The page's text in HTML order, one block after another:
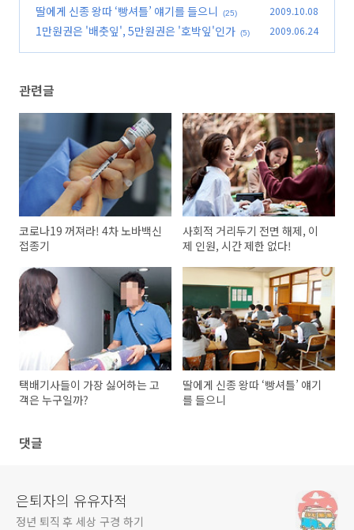
(57)
딸에게 신종 왕따 ‘빵셔틀’ 얘기를 들으니 (25) 2009.10.08
1만원권은 '배춧잎', 5만원권은 '호박잎'인가 (5) 2009.06.24
관련글
코로나19 꺼져라! 4차 노바백신
접종기
사회적 거리두기 전면 해제, 이
제 인원, 시간 제한 없다!
택배기사들이 가장 싫어하는 고
객은 누구일까?
딸에게 신종 왕따 ‘빵셔틀’ 얘기
를 들으니
댓글
은퇴자의 유유자적
정년 퇴직 후 세상 구경 하기